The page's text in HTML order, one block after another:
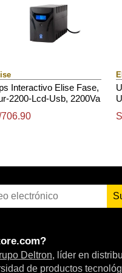
Interactivo Elise Fase,
2200-Lcd-Usb, 2200Va
Hid.
706.90
/
?
Deltron, líder en
de productos